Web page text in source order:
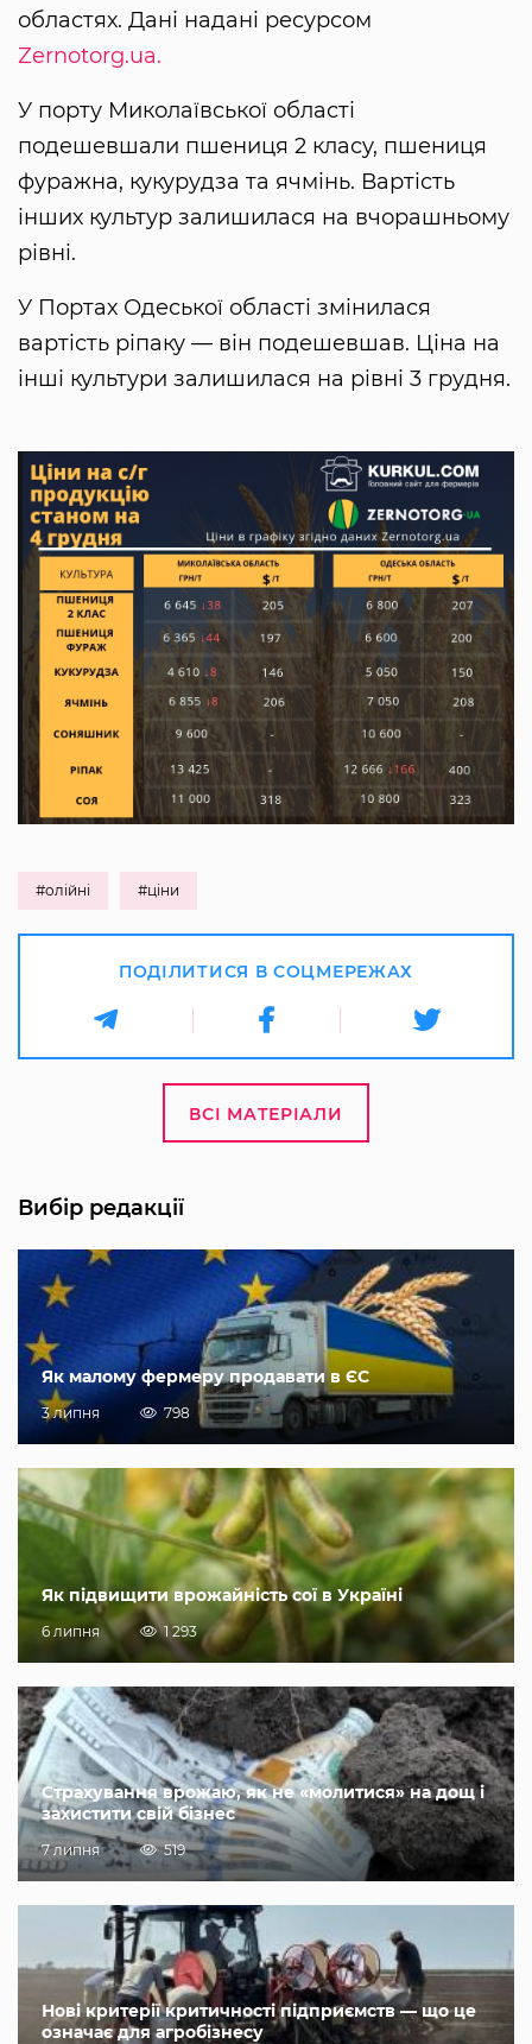
областях. Дані надані ресурсом
Zernotorg.ua.
У порту Миколаївської області
подешевшали пшениця 2 класу, пшениця
фуражна, кукурудза та ячмінь. Вартість
інших культур залишилася на вчорашньому
рівні.
У Портах Одеської області змінилася
вартість ріпаку — він подешевшав. Ціна на
інші культури залишилася на рівні 3 грудня.
#олійні #ціни
ПОДІЛИТИСЯ В СОЦМЕРЕЖАХ
ВСІ МАТЕРІАЛИ
Вибір редакції
Як малому фермеру продавати в ЄС
3 липня 798
Як підвищити врожайність сої в Україні
6 липня 1 293
Страхування врожаю, як не «молитися» на дощ і
захистити свій бізнес
7 липня 519
Нові критерії критичності підприємств — що це
означає для агробізнесу